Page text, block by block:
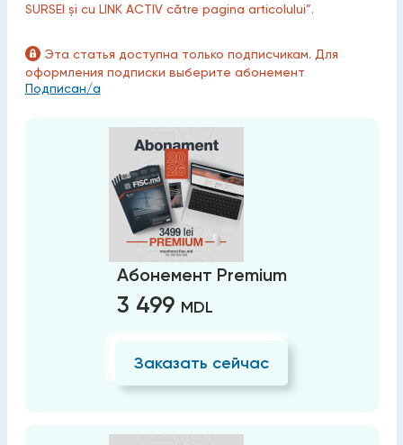
SURSEI și cu LINK ACTIV către pagina articolului”.
Эта статья доступна только подписчикам. Для
оформления подписки выберите абонемент
Подписан/а
Абонемент Premium
3 499 MDL
Заказать сейчас